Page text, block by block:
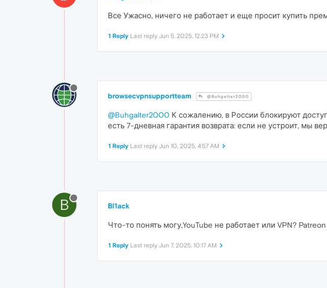
Все Ужасно, ничего не работает и еще просит купить
1 Reply Last reply Jun 5, 2025, 12:23 PM
browsecvpnsupportteam @Buhgalter2000
@Buhgalter2000 К сожалению, в России блокируют
есть 7-дневная гарантия возврата: если не устроит, мы
1 Reply Last reply Jun 10, 2025, 4:57 AM
B Bl1ack
Что-то понять могу,YouTube не работает или VPN?
1 Reply Last reply Jun 7, 2025, 10:17 AM